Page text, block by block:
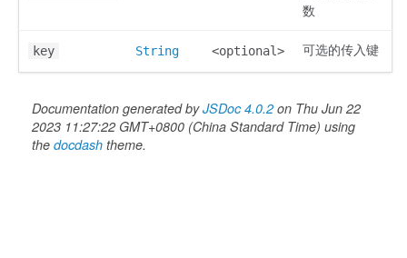
数
key String <optional> 可选的传入键
Documentation generated byJSDoc 4.0.2on Thu Jun 22
2023 11:27:22 GMT+0800 (China Standard Time) using
the docdash theme.